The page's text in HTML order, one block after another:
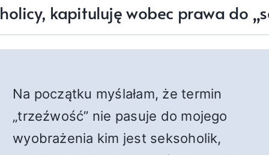
kapituluję wobec prawa do
Na początku myślałam, że termin
„trzeźwość” nie pasuje do mojego
wyobrażenia kim jest seksoholik,